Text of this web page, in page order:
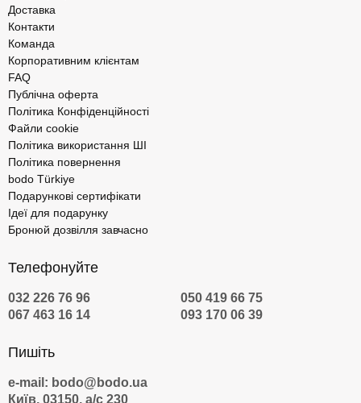
Доставка
Контакти
Команда
Корпоративним клієнтам
FAQ
Публічна оферта
Політика Конфіденційності
Файли cookie
Політика використання ШІ
Політика повернення
bodo Türkiye
Подарункові сертифікати
Ідеї для подарунку
Бронюй дозвілля завчасно
Телефонуйте
032 226 76 96
050 419 66 75
067 463 16 14
093 170 06 39
Пишіть
e-mail: bodo@bodo.ua
Київ, 03150, а/с 230